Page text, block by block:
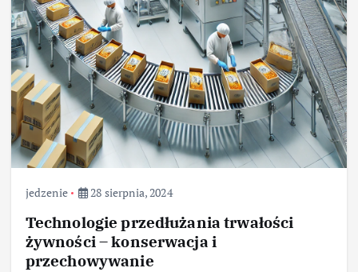
jedzenie 28 sierpnia, 2024
Technologie przedłużania trwałości
żywności – konserwacja i
przechowywanie